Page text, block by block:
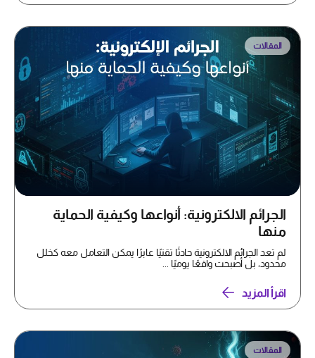
المقالات
الجرائم الالكترونية: أنواعها وكيفية الحماية
منها
لم تعد الجرائم الالكترونية حادثًا تقنيًا عابرًا يمكن التعامل معه كخلل
محدود، بل أصبحت واقعًا يوميًا ...
اقرأ المزيد
المقالات